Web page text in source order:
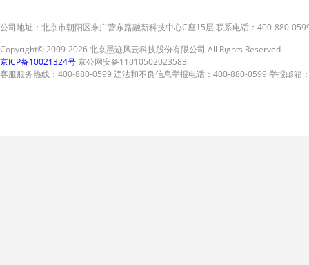
公司地址：北京市朝阳区来广营东路融新科技中心C座15层 联系电话：400-880-
Copyright© 2009-2026 北京墨迹风云科技股份有限公司 All Rights Reserved
京ICP备10021324号京公网安备11010502023583
客服服务热线：400-880-0599 违法和不良信息举报电话：400-880-0599 举报邮箱